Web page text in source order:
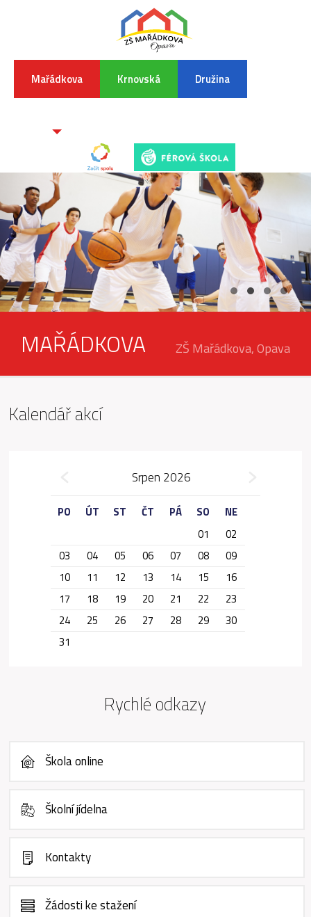
Mařádkova Krnovská Družina
MAŘÁDKOVA ZŠ Mařádkova, Opava
Kalendář akcí
Srpen 2026
PO ÚT ST ČT PÁ SO
NE
01
02
03
04 05 06 07 08
09
10
11 12 13 14 15
16
17
18 19 20 21 22
23
24
25 26 27 28 29
30
31
Rychlé odkazy
Škola online
Školní jídelna
Kontakty
Žádosti ke stažení